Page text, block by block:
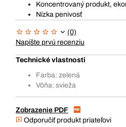
Koncentrovaný produkt,
Nízka penivosť
(0)
Napíšte prvú recenziu
Technické vlastnosti
Farba: zelená
Vôňa: svieža
Zobrazenie PDF
Odporučiť produkt priateľovi